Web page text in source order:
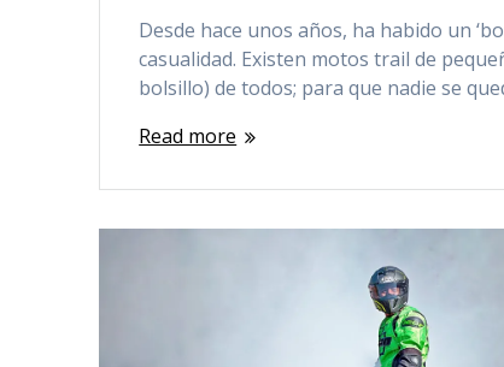
Desde hace unos años, ha habido un
casualidad. Existen motos trail de
bolsillo) de todos; para que nadie se
Read more